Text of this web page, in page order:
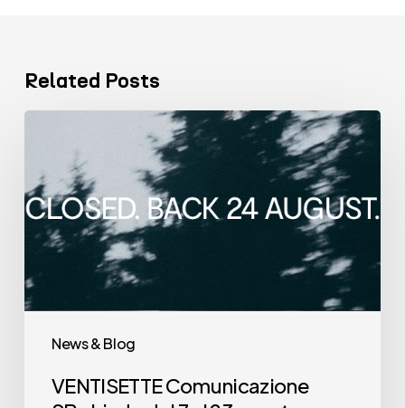
Related Posts
News & Blog
Comunicazione
SB chiude
dal
23
agosto.
VENTISETTE Comunicazione